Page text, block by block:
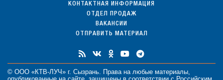
КОНТАКТНАЯ ИНФОРМАЦИЯ
ОТДЕЛ ПРОДАЖ
ВАКАНСИИ
ОТПРАВИТЬ МАТЕРИАЛ
© ООО «КТВ-ЛУЧ» г. Сызрань. Права на любые материалы